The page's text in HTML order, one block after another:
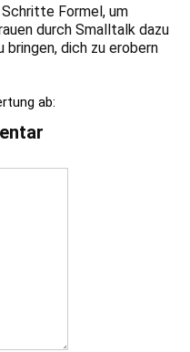
Schritte Formel, um
durch Smalltalk dazu
bringen, dich zu erobern
ab: